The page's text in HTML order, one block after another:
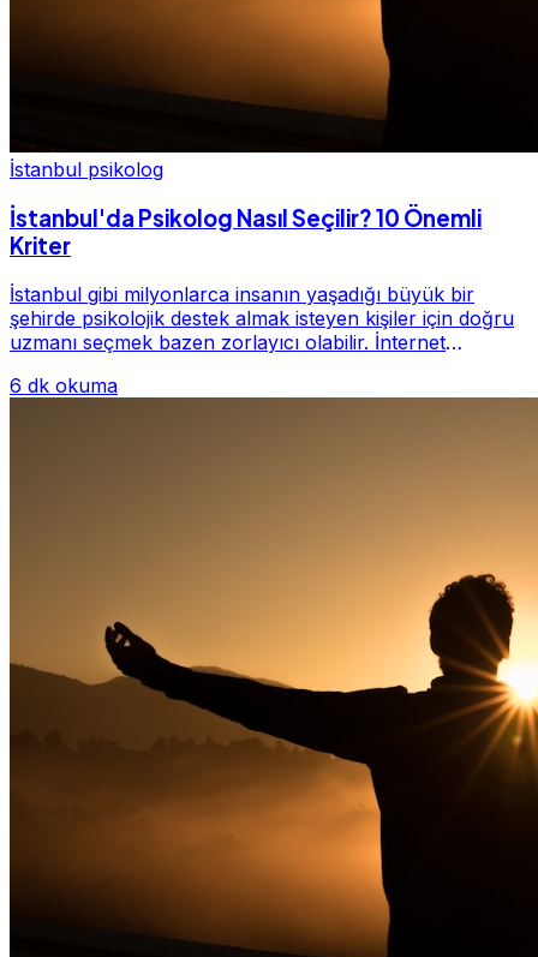
İstanbul psikolog
İstanbul'da Psikolog Nasıl Seçilir? 10 Önemli
Kriter
İstanbul gibi milyonlarca insanın yaşadığı büyük bir
şehirde psikolojik destek almak isteyen kişiler için doğru
uzmanı seçmek bazen zorlayıcı olabilir. İnternet
6 dk okuma